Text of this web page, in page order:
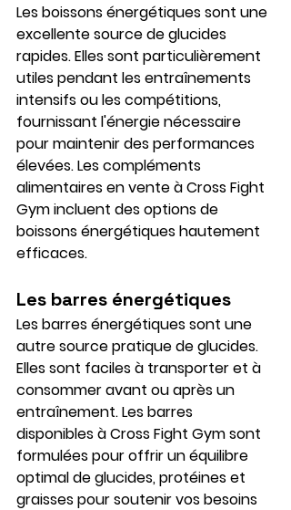
Les boissons énergétiques sont une
excellente source de glucides
rapides. Elles sont particulièrement
utiles pendant les entraînements
intensifs ou les compétitions,
fournissant l'énergie nécessaire
pour maintenir des performances
élevées. Les compléments
alimentaires en vente à Cross Fight
Gym incluent des options de
boissons énergétiques hautement
efficaces.
Les barres énergétiques
Les barres énergétiques sont une
autre source pratique de glucides.
Elles sont faciles à transporter et à
consommer avant ou après un
entraînement. Les barres
disponibles à Cross Fight Gym sont
formulées pour offrir un équilibre
optimal de glucides, protéines et
graisses pour soutenir vos besoins